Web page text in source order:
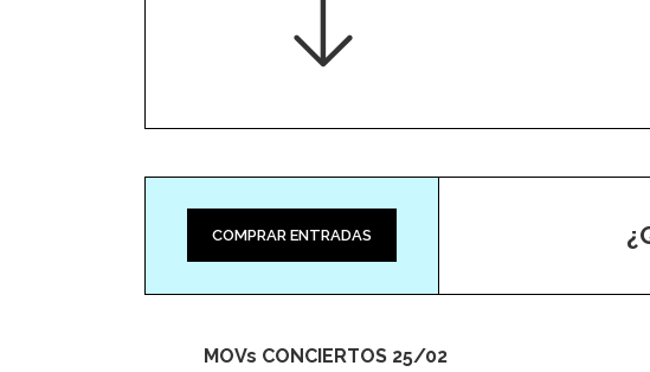
COMPRAR ENTRADAS
MOVs CONCIERTOS 25/02